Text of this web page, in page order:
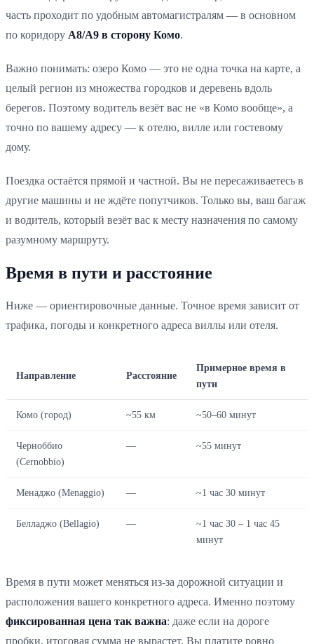
часть проходит по удобным автомагистралям — в основном
по коридору A8/A9 в сторону Комо.
Важно понимать: озеро Комо — это не одна точка на карте, а
целый регион из множества городков и деревень вдоль
берегов. Поэтому водитель везёт вас не «в Комо вообще», а
точно по вашему адресу — к отелю, вилле или гостевому
дому.
Поездка остаётся прямой и частной. Вы не пересаживаетесь в
другие машины и не ждёте попутчиков. Только вы, ваш багаж
и водитель, который везёт вас к месту назначения по самому
разумному маршруту.
Время в пути и расстояние
Ниже — ориентировочные данные. Точное время зависит от
трафика, погоды и конкретного адреса виллы или отеля.
Направление Расстояние
Примерное время в
пути
Комо (город) ~55 км ~50–60 минут
Черноббио
(Cernobbio)
— ~55 минут
Менаджо (Menaggio) — ~1 час 30 минут
Белладжо (Bellagio) —
~1 час 30 – 1 час 45
минут
Время в пути может меняться из-за дорожной ситуации и
расположения вашего конкретного адреса. Именно поэтому
фиксированная цена так важна: даже если на дороге
пробки, итоговая сумма не вырастет. Вы платите ровно